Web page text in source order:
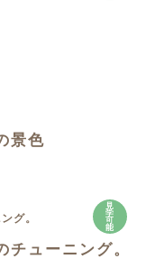
景色
見
学
可
能
チューニング。